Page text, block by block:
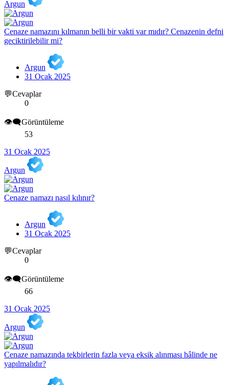
Argun
Cenaze namazını kılmanın belli bir vakti var mıdır? Cenazenin defni
geciktirilebilir mi?
Argun
31 Ocak 2025
💬Cevaplar
0
👁️‍🗨️Görüntüleme
53
31 Ocak 2025
Argun
Cenaze namazı nasıl kılınır?
Argun
31 Ocak 2025
💬Cevaplar
0
👁️‍🗨️Görüntüleme
66
31 Ocak 2025
Argun
Cenaze namazında tekbirlerin fazla veya eksik alınması hâlinde ne
yapılmalıdır?